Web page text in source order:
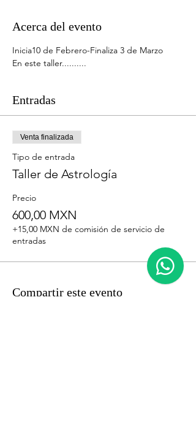
Acerca del evento
Inicia10 de Febrero-Finaliza 3 de Marzo
En este taller..........
Entradas
Venta finalizada
Tipo de entrada
Taller de Astrología
Precio
600,00 MXN
+15,00 MXN de comisión de servicio de
entradas
Compartir este evento